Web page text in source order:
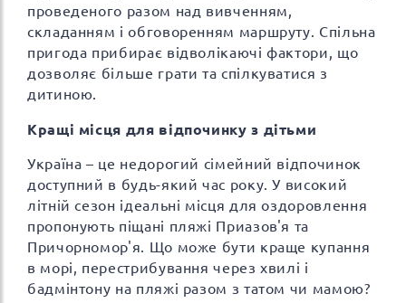
проведеного разом над вивченням,
складанням і обговоренням маршруту. Спільна
пригода прибирає відволікаючі фактори, що
дозволяє більше грати та спілкуватися з
дитиною.
Кращі місця для відпочинку з дітьми
Україна – це недорогий сімейний відпочинок
доступний в будь-який час року. У високий
літній сезон ідеальні місця для оздоровлення
пропонують піщані пляжі Приазов'я та
Причорномор'я. Що може бути краще купання
в морі, перестрибування через хвилі і
бадмінтону на пляжі разом з татом чи мамою?